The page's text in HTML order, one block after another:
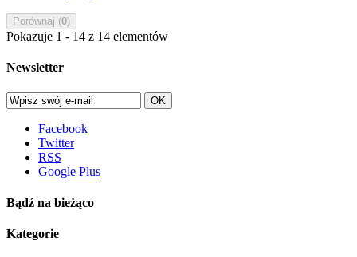
Porównaj (0)
Pokazuje 1 - 14 z 14 elementów
Newsletter
OK
Facebook
Twitter
RSS
Google Plus
Bądź na bieżąco
Kategorie